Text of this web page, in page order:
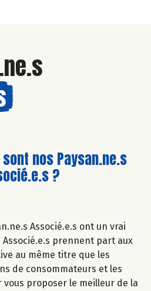
sont nos Paysan.ne.s
?
Associé.e.s ont un vrai
Associé.e.s prennent part aux
au même titre que les
de consommateurs et les
proposer le meilleur de la